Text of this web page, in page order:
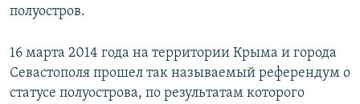
полуостров.
16 марта 2014 года на территории Крыма и города
Севастополя прошел так называемый референдум о
статусе полуострова, по результатам которого